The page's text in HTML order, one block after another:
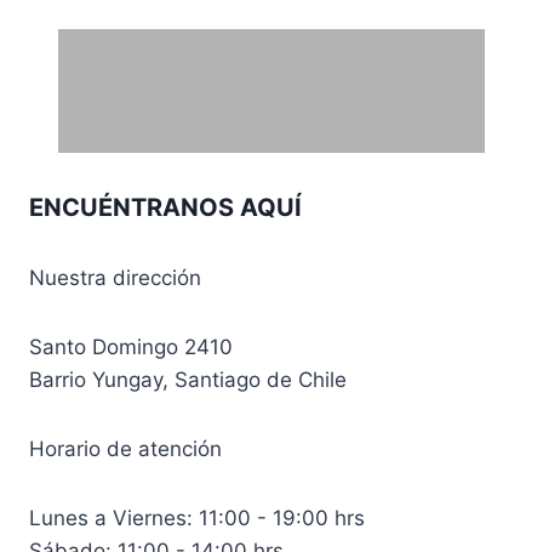
CLP 17.000,00
ENCUÉNTRANOS AQUÍ
Nuestra dirección
Santo Domingo 2410
Barrio Yungay, Santiago de Chile
Horario de atención
Lunes a Viernes: 11:00 - 19:00 hrs